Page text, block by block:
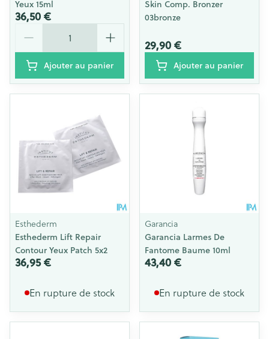
Yeux 15ml
36,50 €
Ajouter au panier
Skin Comp. Bronzer
03bronze
29,90 €
Ajouter au panier
Esthederm
Esthederm Lift Repair
Contour Yeux Patch 5x2
36,95 €
En rupture de stock
Garancia
Garancia Larmes De
Fantome Baume 10ml
43,40 €
En rupture de stock